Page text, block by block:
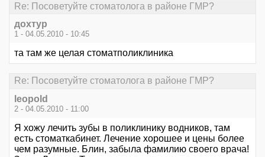
Re: Посоветуйте стоматолога в районе ГМР?
дохтур
1 - 04.05.2010 - 10:45
та там же целая стоматполиклиника
Re: Посоветуйте стоматолога в районе ГМР?
leopold
2 - 04.05.2010 - 11:00
Я хожу лечить зубы в поликлинику водников, там
есть стоматкабинет. Лечение хорошее и цены более
чем разумные. Блин, забыла фамилию своего врача!